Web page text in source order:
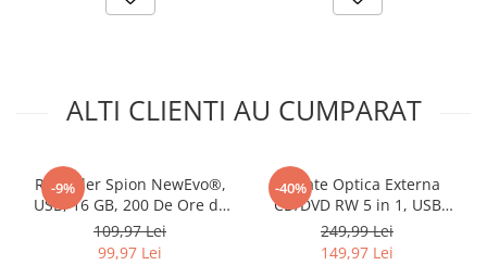
ALTI CLIENTI AU CUMPARAT
-9%
Recorder Spion NewEvo®,
USB, 16 GB, 200 De Ore de
Inregistrare, Raza de
Actiune pana la 8 Metri,
Capacitate Baterie 350mAh,
109,97 Lei
99,97 Lei
-40%
Unitate Optica Externa
CD/DVD RW 5 in 1, USB
3.0, port USB-C, cititor de
carduri SD si MicroSD, Disk
Burner, Reader DVD Player
249,99 Lei
149,97 Lei